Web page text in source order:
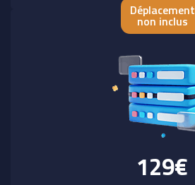
Déplacement
non inclus
129€